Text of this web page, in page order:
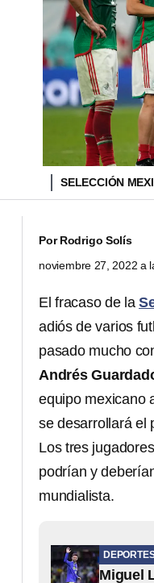
SELECCIÓN
PorRodrigo Solís
noviembre 27, 2022 a
El fracaso de la
adiós de varios
pasado mucho
Andrés
equipo mexicano
se desarrollará el
Los tres
podrían y
mundialista.
Miguel